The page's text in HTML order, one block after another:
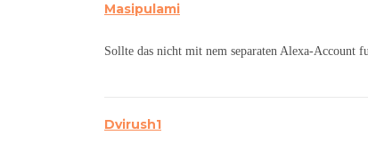
Masipulami
Sollte das nicht mit nem separaten Alexa-Account
Dvirush1